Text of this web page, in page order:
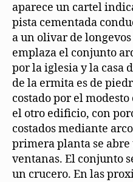
aparece un cartel
pista cementada
a un olivar de
emplaza el conjunto
por la iglesia y la casa
de la ermita es de
costado por el
el otro edificio, con
costados mediante
primera planta se
ventanas. El conjunto
un crucero. En las